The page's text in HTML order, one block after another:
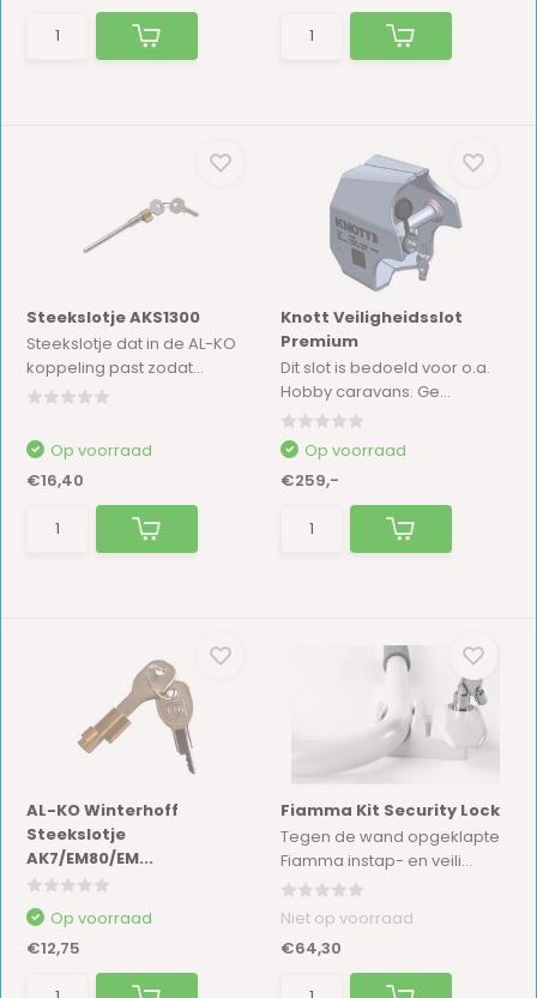
Steekslotje AKS1300
Steekslotje dat in de AL-KO
koppeling past zodat...
Op voorraad
€16,40
Knott Veiligheidsslot
Premium
Dit slot is bedoeld voor o.a.
Hobby caravans. Ge...
Op voorraad
€259,-
AL-KO Winterhoff
Steekslotje
AK7/EM80/EM...
Op voorraad
€12,75
Fiamma Kit Security Lock
Tegen de wand opgeklapte
Fiamma instap- en veili...
Niet op voorraad
€64,30